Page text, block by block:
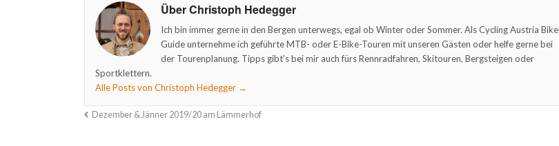
Über Christoph Hedegger
Ich bin immer gerne in den Bergen unterwegs, egal ob Winter oder Sommer. Als Cycling Austria Bike
Guide unternehme ich geführte MTB- oder E-Bike-Touren mit unseren Gästen oder helfe gerne bei
der Tourenplanung. Tipps gibt's bei mir auch fürs Rennradfahren, Skitouren, Bergsteigen oder
Sportklettern.
Alle Posts von Christoph Hedegger →
Dezember & Jänner 2019/20 am Lämmerhof